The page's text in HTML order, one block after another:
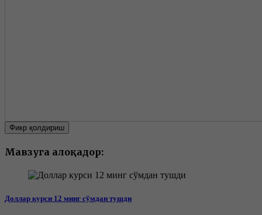
Фикр қолдириш
Мавзуга алоқадор:
Доллар курси 12 минг сўмдан тушди